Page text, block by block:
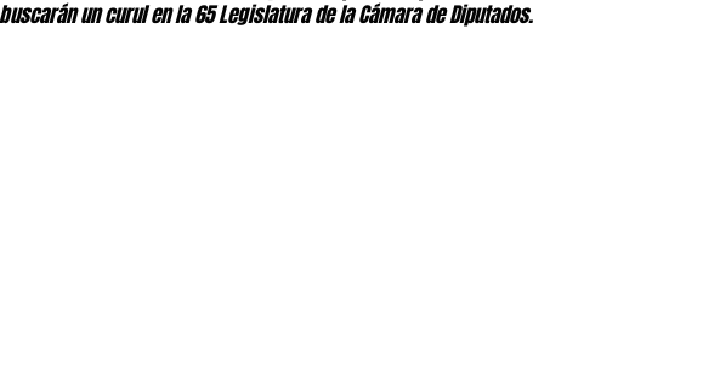
un curul en la 65 Legislatura de la Cámara de Diputados.